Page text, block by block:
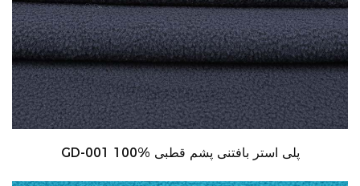
GD-001 100% پلی استر بافتنی پشم قطبی